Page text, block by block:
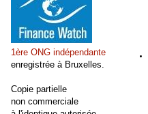
1ère ONG indépendante
enregistrée à Bruxelles.
Copie partielle
non commerciale